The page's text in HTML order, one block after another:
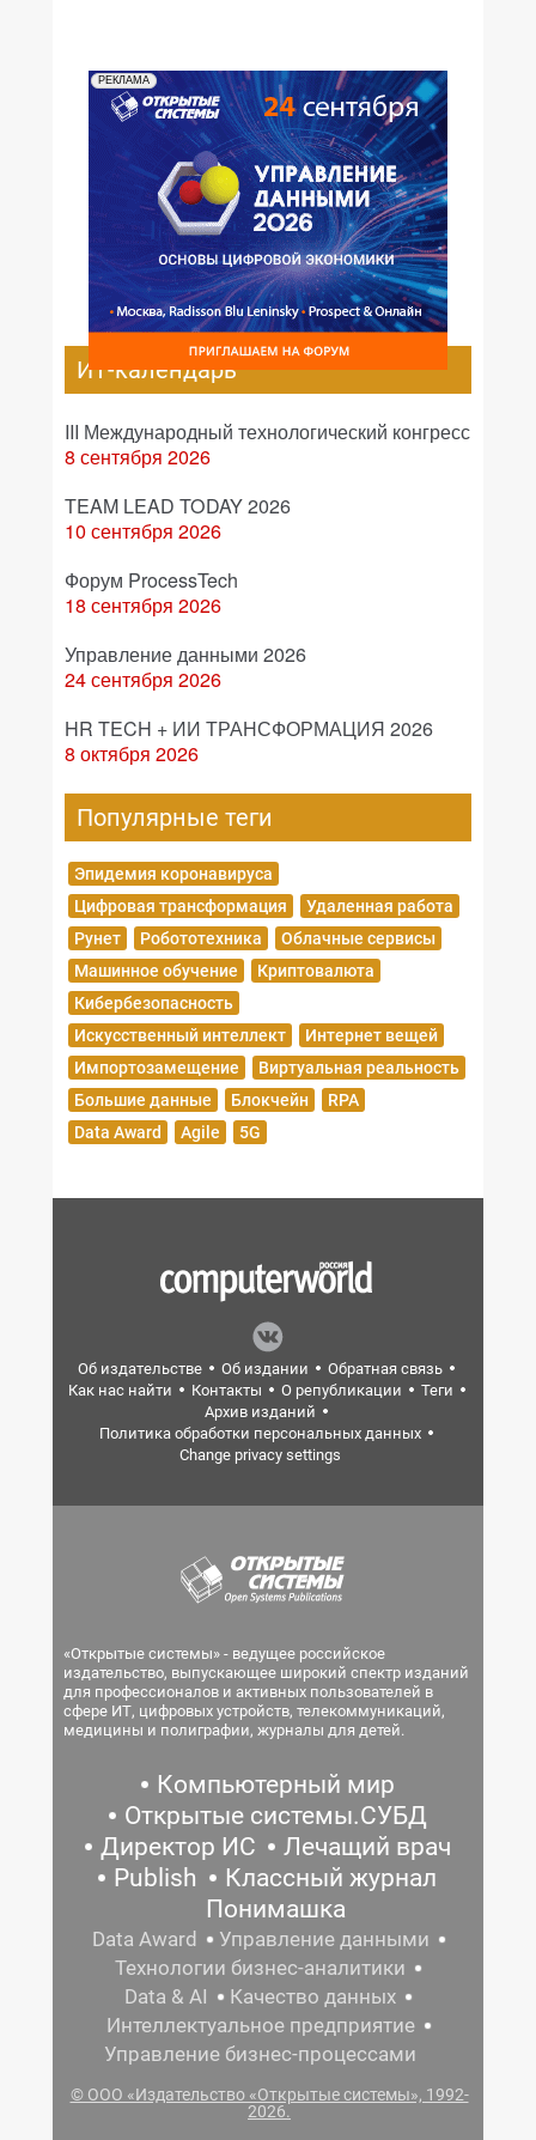
РЕКЛАМА
ИТ-календарь
III Международный технологический конгресс
8 сентября 2026
TEAM LEAD TODAY 2026
10 сентября 2026
Форум ProcessTech
18 сентября 2026
Управление данными 2026
24 сентября 2026
HR TECH + ИИ ТРАНСФОРМАЦИЯ 2026
8 октября 2026
Популярные теги
Эпидемия коронавируса
Цифровая трансформация
Удаленная работа
Рунет
Робототехника
Облачные сервисы
Машинное обучение
Криптовалюта
Кибербезопасность
Искусственный интеллект
Интернет вещей
Импортозамещение
Виртуальная реальность
Большие данные
Блокчейн
RPA
Data Award
Agile 5G
Об издательстве Об издании
Обратная связь
Как нас найти
Контакты О републикации
Теги
Архив изданий
Политика обработки персональных данных
Change privacy settings
«Открытые системы» - ведущее российское
издательство, выпускающее широкий спектр изданий
для профессионалов и активных пользователей в
сфере ИТ, цифровых устройств, телекоммуникаций,
медицины и полиграфии, журналы для детей.
Компьютерный мир
Открытые системы.СУБД
Директор ИС
Лечащий врач
Publish
Классный журнал
Понимашка
Data Award
Управление данными
Технологии бизнес-аналитики
Data & AI
Качество данных
Интеллектуальное предприятие
Управление бизнес-процессами
© ООО «Издательство «Открытые системы», 1992-
2026.